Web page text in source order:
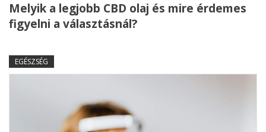
Melyik a legjobb CBD olaj és mire érdemes
figyelni a választásnál?
EGÉSZSÉG